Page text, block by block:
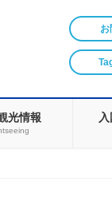
お
光情報